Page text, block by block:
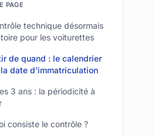
PAGE
technique désormais
pour les voiturettes
de quand : le calendrier
date d’immatriculation
3 ans : la périodicité à
consiste le contrôle ?